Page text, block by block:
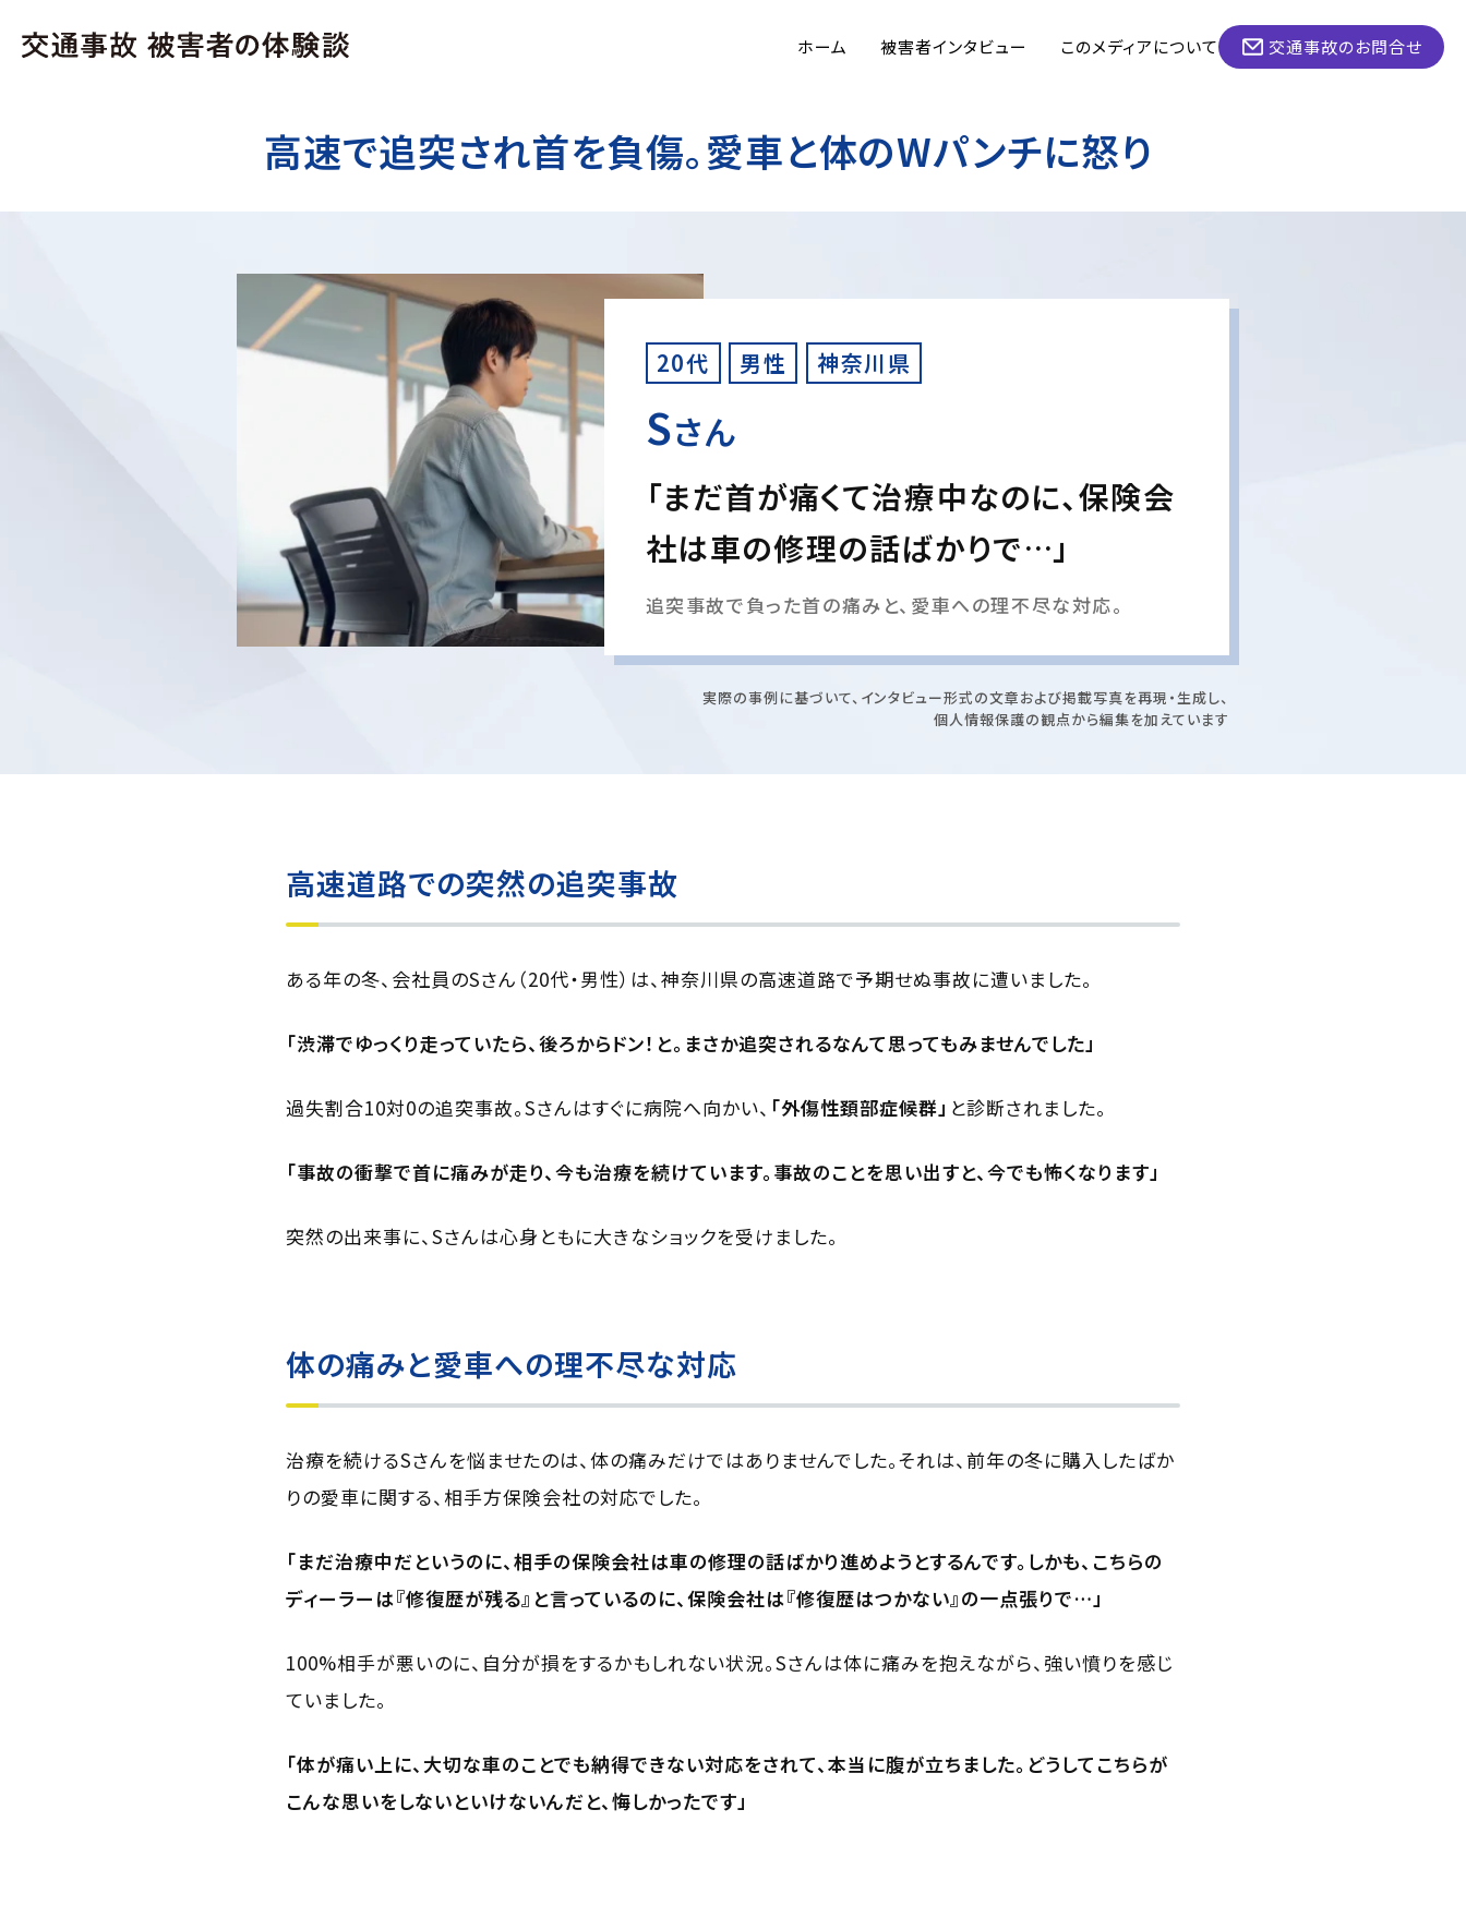
ホーム 被害者インタビュー このメディアについて 交通事故のお問合せ
高速で追突され首を負傷。愛車と体のWパンチに怒り
20代 男性 神奈川県
Sさん
「まだ首が痛くて治療中なのに、保険会
社は車の修理の話ばかりで…」
追突事故で負った首の痛みと、愛車への理不尽な対応。
実際の事例に基づいて、インタビュー形式の文章および掲載写真を再現・生成し、
個人情報保護の観点から編集を加えています
高速道路での突然の追突事故
ある年の冬、会社員のSさん（20代・男性）は、神奈川県の高速道路で予期せぬ事故に遭いました。
「渋滞でゆっくり走っていたら、後ろからドン！と。まさか追突されるなんて思ってもみませんでした」
過失割合10対0の追突事故。Sさんはすぐに病院へ向かい、 「外傷性頚部症候群」 と診断されました。
「事故の衝撃で首に痛みが走り、今も治療を続けています。事故のことを思い出すと、今でも怖くなります」
突然の出来事に、Sさんは心身ともに大きなショックを受けました。
体の痛みと愛車への理不尽な対応
治療を続けるSさんを悩ませたのは、体の痛みだけではありませんでした。それは、前年の冬に購入したばか
りの愛車に関する、相手方保険会社の対応でした。
「まだ治療中だというのに、相手の保険会社は車の修理の話ばかり進めようとするんです。しかも、こちらの
ディーラーは『修復歴が残る』と言っているのに、保険会社は『修復歴はつかない』の一点張りで…」
100%相手が悪いのに、自分が損をするかもしれない状況。Sさんは体に痛みを抱えながら、強い憤りを感じ
ていました。
「体が痛い上に、大切な車のことでも納得できない対応をされて、本当に腹が立ちました。どうしてこちらが
こんな思いをしないといけないんだと、悔しかったです」